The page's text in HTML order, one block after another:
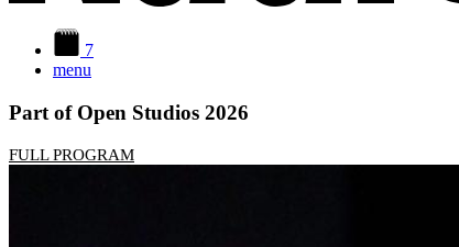
7
menu
Part of Open Studios 2026
FULL PROGRAM